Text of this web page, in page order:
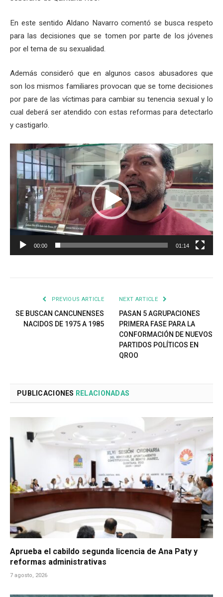
En este sentido Aldano Navarro comentó se busca respeto
para las decisiones que se tomen por parte de los jóvenes
por el tema de su sexualidad.
Además consideró que en algunos casos abusadores que
son los mismos familiares provocan que se tome decisiones
por pare de las víctimas para cambiar su tenencia sexual y lo
cual deberá ser atendido con estas reformas para detectarlo
y castigarlo.
Reproductor
de
vídeo
00:00 01:14
PREVIOUS ARTICLE
SE BUSCAN CANCUNENSES
NACIDOS DE 1975 A 1985
NEXT ARTICLE
PASAN 5 AGRUPACIONES
PRIMERA FASE PARA LA
CONFORMACIÓN DE NUEVOS
PARTIDOS POLÍTICOS EN
QROO
PUBLICACIONES RELACIONADAS
Aprueba el cabildo segunda licencia de Ana Paty y
reformas administrativas
7 agosto, 2026